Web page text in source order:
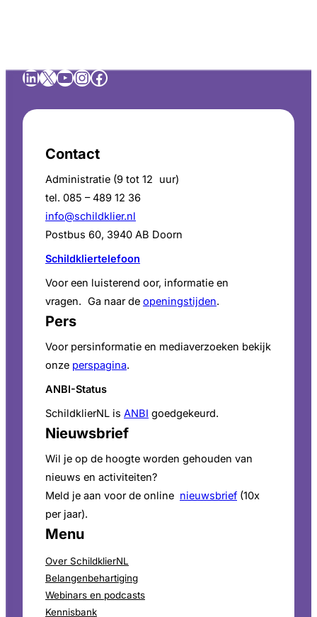
LinkedIn
X YouTube
Instagram
Facebook
Contact
Administratie (9 tot 12 uur)
tel. 085 – 489 12 36
info@schildklier.nl
Postbus 60, 3940 AB Doorn
Schildkliertelefoon
Voor een luisterend oor, informatie en
vragen. Ga naar de openingstijden.
Pers
Voor persinformatie en mediaverzoeken bekijk
onze perspagina.
ANBI-Status
SchildklierNL is ANBI goedgekeurd.
Nieuwsbrief
Wil je op de hoogte worden gehouden van
nieuws en activiteiten?
Meld je aan voor de online nieuwsbrief (10x
per jaar).
Menu
Over SchildklierNL
Belangenbehartiging
Webinars en podcasts
Kennisbank